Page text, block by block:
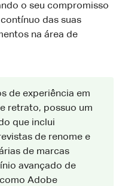
o seu compromisso
das suas
na área de
de experiência em
retrato, possuo um
que inclui
de renome e
de marcas
avançado de
Adobe